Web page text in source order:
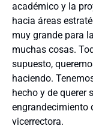
académico y la
hacia áreas
muy grande para
muchas cosas.
supuesto,
haciendo.
hecho y de querer
engrandecimiento
vicerrectora.